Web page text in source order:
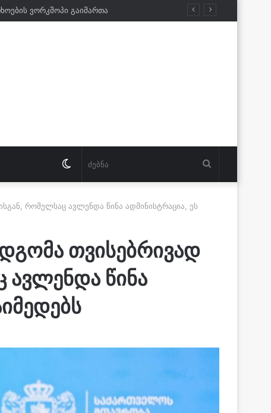
ვორკშოპი გაიმართა
Switch
რომელსაც ავლენდა წინა ადმინისტრაცია, ეს
თვისებრივად
ავლენდა წინა